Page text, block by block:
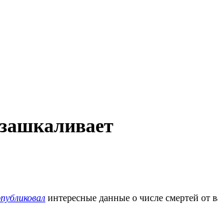
интересные данные о числе смертей от